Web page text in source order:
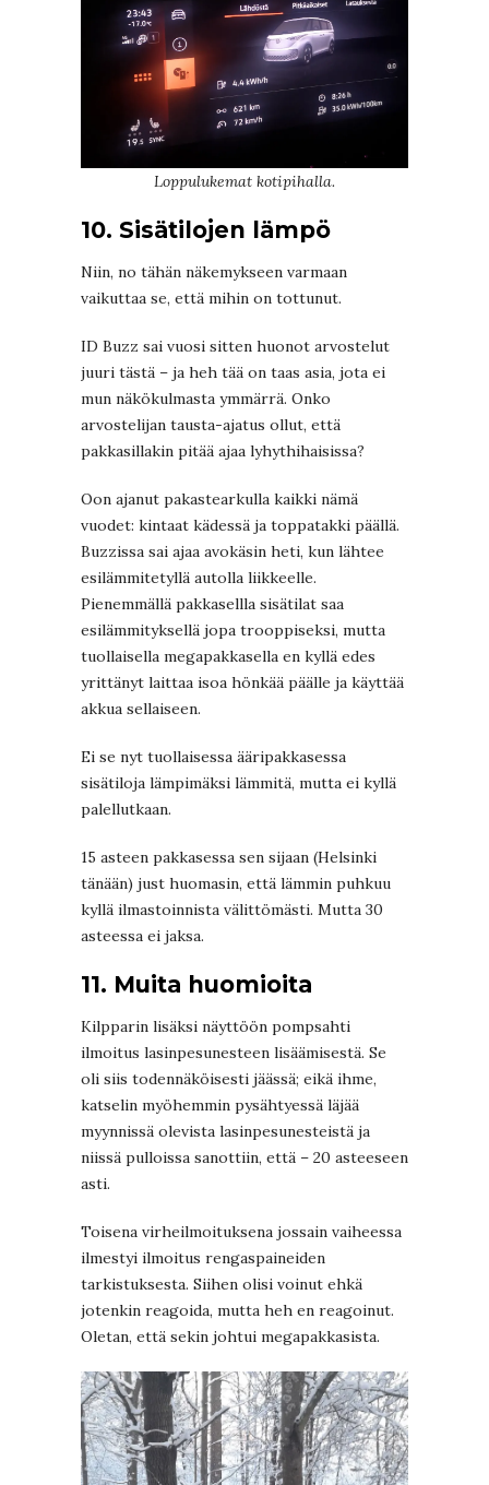
Loppulukemat kotipihalla.
10. Sisätilojen lämpö
Niin, no tähän näkemykseen varmaan
vaikuttaa se, että mihin on tottunut.
ID Buzz sai vuosi sitten huonot arvostelut
juuri tästä – ja heh tää on taas asia, jota ei
mun näkökulmasta ymmärrä. Onko
arvostelijan tausta-ajatus ollut, että
pakkasillakin pitää ajaa lyhythihaisissa?
Oon ajanut pakastearkulla kaikki nämä
vuodet: kintaat kädessä ja toppatakki päällä.
Buzzissa sai ajaa avokäsin heti, kun lähtee
esilämmitetyllä autolla liikkeelle.
Pienemmällä pakkasellla sisätilat saa
esilämmityksellä jopa trooppiseksi, mutta
tuollaisella megapakkasella en kyllä edes
yrittänyt laittaa isoa hönkää päälle ja käyttää
akkua sellaiseen.
Ei se nyt tuollaisessa ääripakkasessa
sisätiloja lämpimäksi lämmitä, mutta ei kyllä
palellutkaan.
15 asteen pakkasessa sen sijaan (Helsinki
tänään) just huomasin, että lämmin puhkuu
kyllä ilmastoinnista välittömästi. Mutta 30
asteessa ei jaksa.
11. Muita huomioita
Kilpparin lisäksi näyttöön pompsahti
ilmoitus lasinpesunesteen lisäämisestä. Se
oli siis todennäköisesti jäässä; eikä ihme,
katselin myöhemmin pysähtyessä läjää
myynnissä olevista lasinpesunesteistä ja
niissä pulloissa sanottiin, että – 20 asteeseen
asti.
Toisena virheilmoituksena jossain vaiheessa
ilmestyi ilmoitus rengaspaineiden
tarkistuksesta. Siihen olisi voinut ehkä
jotenkin reagoida, mutta heh en reagoinut.
Oletan, että sekin johtui megapakkasista.